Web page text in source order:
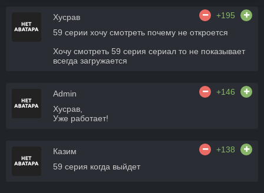
Хусрав
+195
59 серии хочу смотреть почему не откроется
Хочу смотреть 59 серия сериал то не показывает
всегда загружается
Admin
+146
Хусрав,
Уже работает!
Казим
+138
59 серия когда выйдет